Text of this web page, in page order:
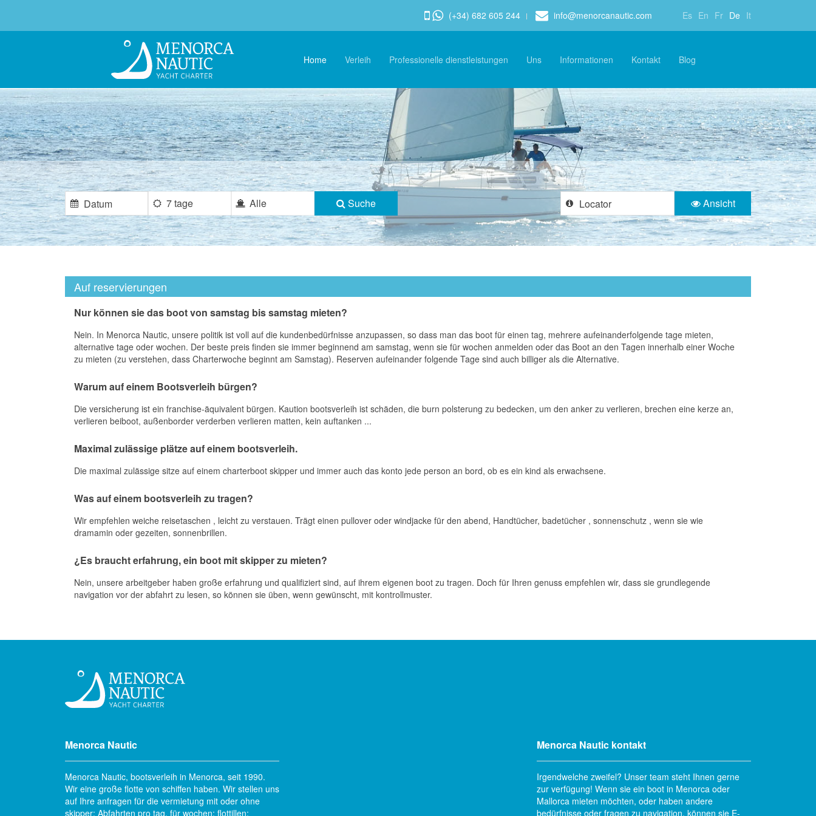
Es En Fr De It
(+34) 682 605 244 info@menorcanautic.com
Home Verleih Professionelle dienstleistungen Uns Informationen Kontakt Blog
7 tage Alle Suche Ansicht
Auf reservierungen
Nur können sie das boot von samstag bis samstag mieten?
Nein. In Menorca Nautic, unsere politik ist voll auf die kundenbedürfnisse anzupassen, so dass man das boot für einen tag, mehrere aufeinanderfolgende tage mieten,
alternative tage oder wochen. Der beste preis finden sie immer beginnend am samstag, wenn sie für wochen anmelden oder das Boot an den Tagen innerhalb einer Woche
zu mieten (zu verstehen, dass Charterwoche beginnt am Samstag). Reserven aufeinander folgende Tage sind auch billiger als die Alternative.
Warum auf einem Bootsverleih bürgen?
Die versicherung ist ein franchise-äquivalent bürgen. Kaution bootsverleih ist schäden, die burn polsterung zu bedecken, um den anker zu verlieren, brechen eine kerze an,
verlieren beiboot, außenborder verderben verlieren matten, kein auftanken ...
Maximal zulässige plätze auf einem bootsverleih.
Die maximal zulässige sitze auf einem charterboot skipper und immer auch das konto jede person an bord, ob es ein kind als erwachsene.
Was auf einem bootsverleih zu tragen?
Wir empfehlen weiche reisetaschen , leicht zu verstauen. Trägt einen pullover oder windjacke für den abend, Handtücher, badetücher , sonnenschutz , wenn sie wie
dramamin oder gezeiten, sonnenbrillen.
¿Es braucht erfahrung, ein boot mit skipper zu mieten?
Nein, unsere arbeitgeber haben große erfahrung und qualifiziert sind, auf ihrem eigenen boot zu tragen. Doch für Ihren genuss empfehlen wir, dass sie grundlegende
navigation vor der abfahrt zu lesen, so können sie üben, wenn gewünscht, mit kontrollmuster.
Menorca Nautic
Menorca Nautic, bootsverleih in Menorca, seit 1990.
Wir eine große flotte von schiffen haben. Wir stellen uns
auf Ihre anfragen für die vermietung mit oder ohne
skipper; Abfahrten pro tag, für wochen; flottillen;
Menorca Nautic kontakt
Irgendwelche zweifel? Unser team steht Ihnen gerne
zur verfügung! Wenn sie ein boot in Menorca oder
Mallorca mieten möchten, oder haben andere
bedürfnisse oder fragen zu navigation, können sie E-